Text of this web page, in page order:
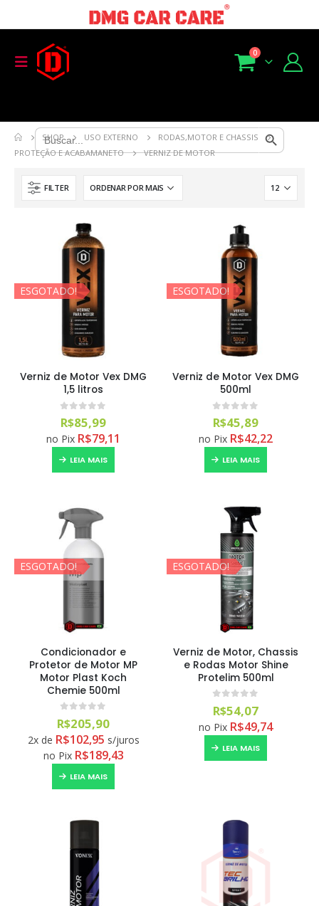
Search
for:
Search Button
0
SHOP USO EXTERNO
RODAS,MOTOR E CHASSIS
PROTEÇÃO E ACABAMANETO
VERNIZ DE MOTOR
FILTER
ESGOTADO!
Verniz de Motor Vex DMG
1,5 litros
R$85,99
no Pix R$79,11
LEIA MAIS
ESGOTADO!
Verniz de Motor Vex DMG
500ml
R$45,89
no Pix R$42,22
LEIA MAIS
ESGOTADO!
Condicionador e
Protetor de Motor MP
Motor Plast Koch
Chemie 500ml
R$205,90
2x de R$102,95 s/juros
no Pix R$189,43
LEIA MAIS
ESGOTADO!
Verniz de Motor, Chassis
e Rodas Motor Shine
Protelim 500ml
R$54,07
no Pix R$49,74
LEIA MAIS